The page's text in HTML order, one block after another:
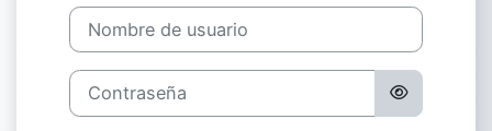
Nombre de usuario
Contraseña